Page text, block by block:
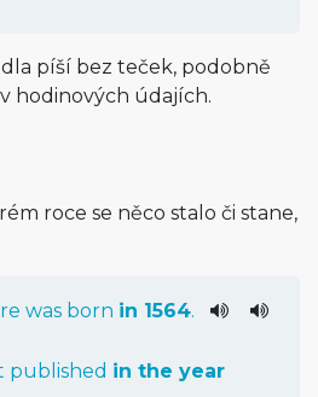
píší bez teček, podobně
v hodinových údajích.
roce se něco stalo či stane,
was born in 1564.
published in the year